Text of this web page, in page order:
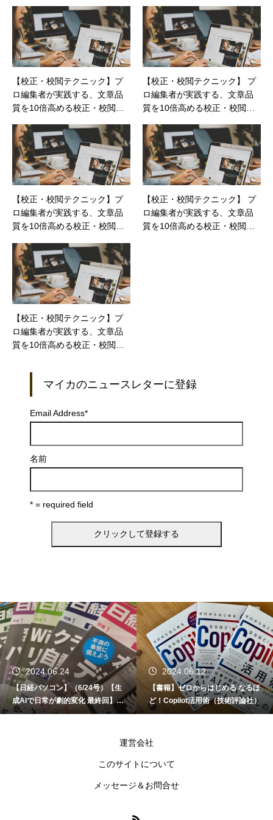
【校正・校閲テクニック】プ
ロ編集者が実践する、文章品
質を10倍高める校正・校閲テ
【校正・校閲テクニック】 プ
ロ編集者が実践する、文章品
質を10倍高める校正・校閲テ
【校正・校閲テクニック】プ
ロ編集者が実践する、文章品
質を10倍高める校正・校閲テ
【校正・校閲テクニック】 プ
ロ編集者が実践する、文章品
質を10倍高める校正・校閲テ
【校正・校閲テクニック】プ
ロ編集者が実践する、文章品
質を10倍高める校正・校閲テ
マイカのニュースレターに登録
Email Address*
名前
* = required field
2024.06.24
【日経パソコン】（6/24号）【生
成AIで日常が劇的変化 最終回】 A
I時代のアプリケーション／サービ
2024.06.12
【書籍】ゼロからはじめる なるほ
ど！Copilot活用術（技術評論社）
運営会社
このサイトについて
メッセージ＆お問合せ